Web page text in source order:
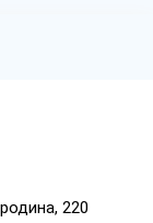
220